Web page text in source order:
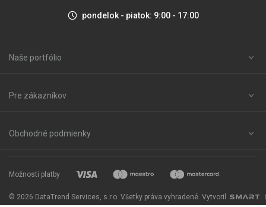
pondelok - piatok: 9:00 - 17:00
Naše portfólio
Pre zákazníkov
Obchodné podmienky
Možnosti platby
© 2026 DataTrend Services, s.r.o. Všetky práva vyhradené. Vytvoril